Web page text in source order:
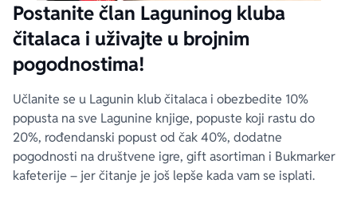
Postanite član Laguninog kluba
čitalaca i uživajte u brojnim
pogodnostima!
Učlanite se u Lagunin klub čitalaca i obezbedite 10%
popusta na sve Lagunine knjige, popuste koji rastu do
20%, rođendanski popust od čak 40%, dodatne
pogodnosti na društvene igre, gift asortiman i Bukmarker
kafeterije – jer čitanje je još lepše kada vam se isplati.